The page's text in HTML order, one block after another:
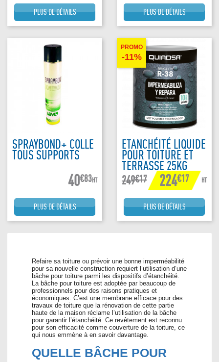
PLUS DE DÉTAILS PLUS DE DÉTAILS
SPRAYBOND+ COLLE
TOUS SUPPORTS
40€83HT
PLUS DE DÉTAILS
ETANCHÉITÉ LIQUIDE
POUR TOITURE ET
TERRASSE 25KG
249€17 224€17 HT
PROMO
-11%
PLUS DE DÉTAILS
Refaire sa toiture ou prévoir une bonne imperméabilité
pour sa nouvelle construction requiert l’utilisation d’une
bâche pour toiture parmi les dispositifs d’étanchéité.
La bâche pour toiture est adoptée par beaucoup de
professionnels pour des raisons pratiques et
économiques. C’est une membrane efficace pour des
travaux de toiture que la rénovation de cette partie
haute de la maison réclame l’utilisation de la bâche
pour garantir l’étanchéité. Ce revêtement est reconnu
pour son efficacité comme couverture de la toiture, ce
qui nous emmène à en savoir davantage.
QUELLE BÂCHE POUR